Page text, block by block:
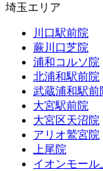
埼玉エリア
川口駅前院
蕨川口芝院
浦和コルソ院
北浦和駅前院
武蔵浦和駅前
大宮駅前院
大宮区天沼院
アリオ鷲宮院
上尾院
イオンモール